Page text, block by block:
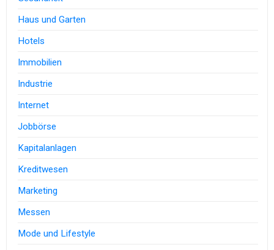
Haus und Garten
Hotels
Immobilien
Industrie
Internet
Jobbörse
Kapitalanlagen
Kreditwesen
Marketing
Messen
Mode und Lifestyle